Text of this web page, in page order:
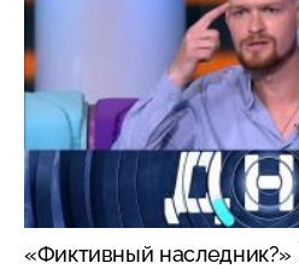
«Фиктивный наследник?»